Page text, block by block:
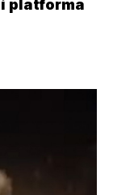
platforma